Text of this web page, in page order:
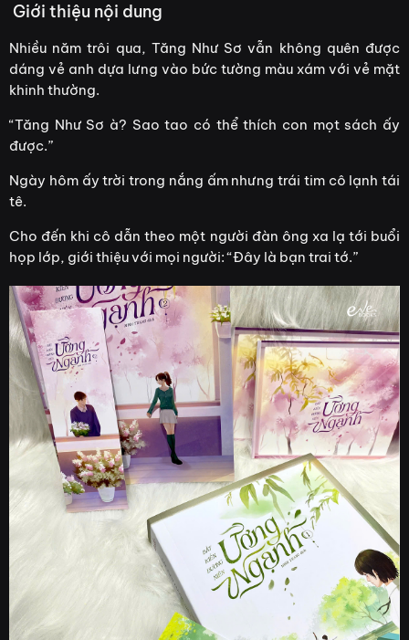
Giới thiệu nội dung
Nhiều năm trôi qua, Tăng Như Sơ vẫn không quên được
dáng vẻ anh dựa lưng vào bức tường màu xám với vẻ mặt
khinh thường.
“Tăng Như Sơ à? Sao tao có thể thích con mọt sách ấy
được.”
Ngày hôm ấy trời trong nắng ấm nhưng trái tim cô lạnh tái
tê.
Cho đến khi cô dẫn theo một người đàn ông xa lạ tới buổi
họp lớp, giới thiệu với mọi người: “Đây là bạn trai tớ.”